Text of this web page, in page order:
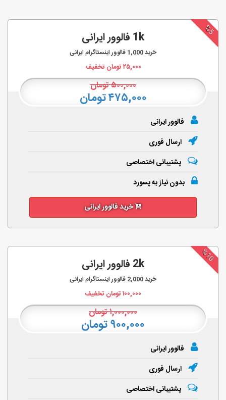
%5 1k فالوور ایرانی
خرید1,000 فالوور اینستاگرام ایرانی
۲۵,۰۰۰تومان تخفیف
۵۰۰,۰۰۰تومان
۴۷۵,۰۰۰ تومان
فالوور ایرانی
ارسال فوری
پشتیبانی اختصاصی
بدون نیاز به پسورد
خرید فالوور ایرانی
%10
2k فالوور ایرانی
خرید2,000 فالوور اینستاگرام ایرانی
۱۰۰,۰۰۰تومان تخفیف
۱,۰۰۰,۰۰۰تومان
۹۰۰,۰۰۰ تومان
فالوور ایرانی
ارسال فوری
پشتیبانی اختصاصی